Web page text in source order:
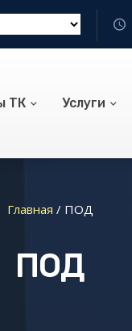
ТК Услуги
Главная / ПОД
ПОД